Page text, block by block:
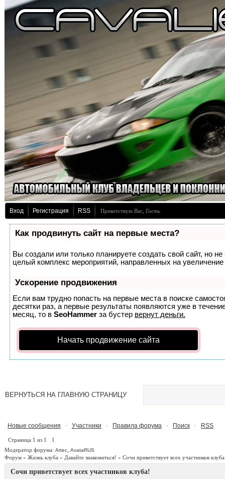
Вход Регистрация RSS Приветствую Вас Гость
Как продвинуть сайт на первые места?
Вы создали или только планируете создать свой сайт, но
целый комплекс мероприятий, направленных на
Ускорение продвижения
Если вам трудно попасть на первые места в поиске
десятки раз, а первые результаты появляются уже в
месяц, то в SeoHammer за бустер вернут деньги.
Начать продвижение сайта
ВЕРНУТЬСЯ НА ГЛАВНУЮ СТРАНИЦУ
Новые сообщения · Участники · Правила форума · Поиск · RSS
Страница 1 из 1
1
Модератор форума: Artec AvataRUS
Форум » Жизнь клуба » Давайте знакомиться! » Сочи приветствует всех участников
Сочи приветствует всех участников клуба!